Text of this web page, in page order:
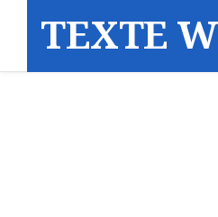
contentTEXTE